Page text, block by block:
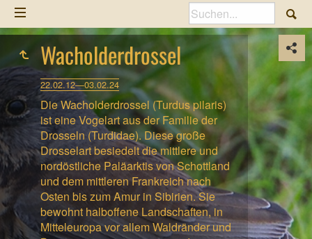
Wacholderdrossel
22.02.12—03.02.24
Die Wacholderdrossel (Turdus pilaris)
ist eine Vogelart aus der Familie der
Drosseln (Turdidae). Diese große
Drosselart besiedelt die mittlere und
nordöstliche Paläarktis von Schottland
und dem mittleren Frankreich nach
Osten bis zum Amur in Sibirien. Sie
bewohnt halboffene Landschaften, in
Mitteleuropa vor allem Waldränder und